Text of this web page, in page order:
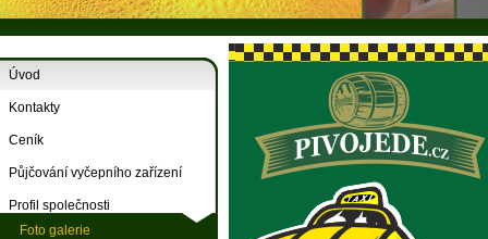
Úvod
Kontakty
Ceník
Půjčování vyčepního zařízení
Profil společnosti
Foto galerie